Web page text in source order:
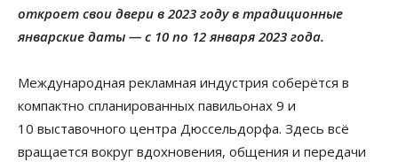
откроет свои двери в 2023 году в традиционные
январские даты — с 10 по 12 января 2023 года.
Международная рекламная индустрия соберётся в
компактно спланированных павильонах 9 и
10 выставочного центра Дюссельдорфа. Здесь всё
вращается вокруг вдохновения, общения и передачи